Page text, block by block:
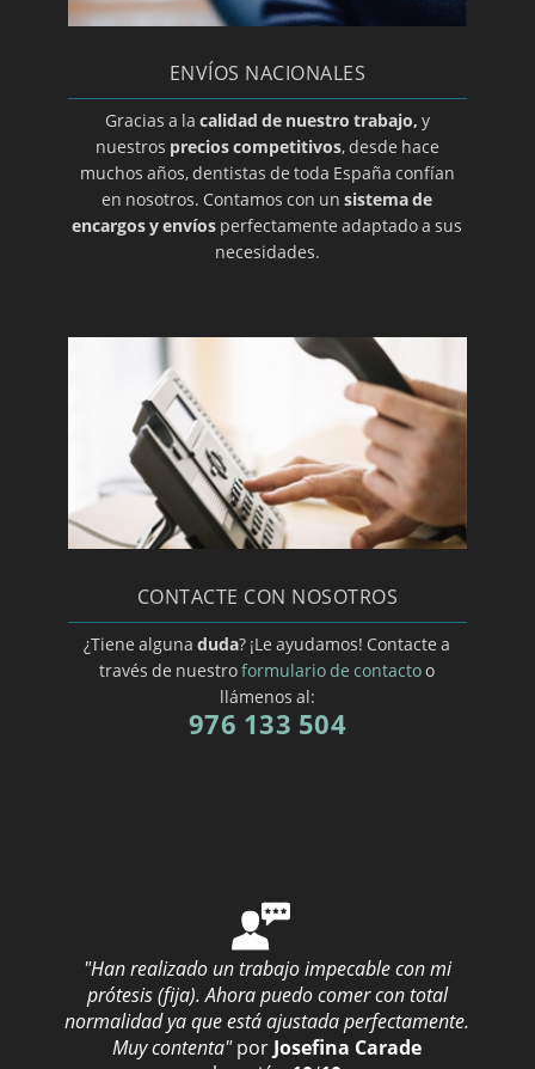
Prótesis dental en Guadalajara
Prótesis dental en Salamanca
Prótesis dental en Zamora
Prótesis dental en Álava
Prótesis dental en Alicante
Prótesis dental en Cáceres
Prótesis dental en Cantabria
Prótesis dental en Córdoba
Prótesis dental en Gerona
Prótesis dental en Granada
Prótesis dental en Huelva
Prótesis dental en LA Rioja/a>
Prótesis dental en Las Palmas
Prótesis dental en Lleida
Prótesis dental en Lugo
Prótesis dental en Pontevedra
Prótesis dental en Santa Cruz de Tenerife
Prótesis dental en Segovia
Prótesis dental en Teruel
ENVÍOS NACIONALES
Gracias a la calidad de nuestro trabajo, y
nuestros precios competitivos, desde hace
muchos años, dentistas de toda España confían
en nosotros. Contamos con unsistema de
encargos y envíos perfectamente adaptado a sus
necesidades.
CONTACTE CON NOSOTROS
¿Tiene alguna duda? ¡Le ayudamos! Contacte a
través de nuestroformulario de contactoo
llámenos al:
976 133 504
"Han realizado un trabajo impecable con mi
prótesis (fija). Ahora puedo comer con total
normalidad ya que está ajustada perfectamente.
Muy contenta" por Josefina Carade